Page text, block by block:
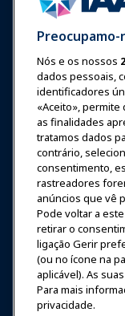
Expos e
Notícias &
Educação
Segurança
Advocacia
Preocupamo-
Nós e os nossos 2
dados pessoais,
identificadores
«Aceito»,
as finalidades
tratamos dados
contrário,
consentimento,
rastreadores
anúncios que vê
Pode voltar a
retirar o
ligação Gerir
(ou no ícone na
aplicável). As
Para mais
privacidade.